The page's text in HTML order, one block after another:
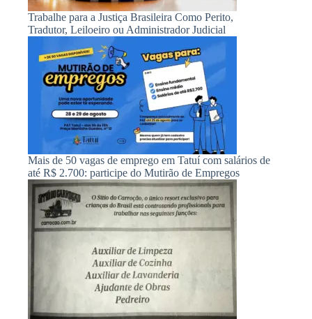
Trabalhe para a Justiça Brasileira Como Perito,
Tradutor, Leiloeiro ou Administrador Judicial
Mais de 50 vagas de emprego em Tatuí com salários de
até R$ 2.700: participe do Mutirão de Empregos